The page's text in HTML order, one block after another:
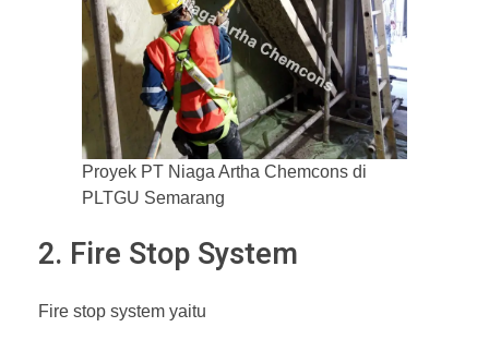
Proyek PT Niaga Artha Chemcons di
PLTGU Semarang
2. Fire Stop System
Fire stop system yaitu